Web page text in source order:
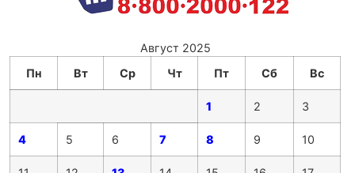
Август 2025
Пн
Вт Ср Чт Пт Сб Вс
1 2 3
4 5 6 7 8 9 10